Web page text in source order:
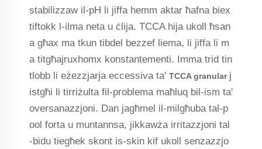
stabilizzaw il-pH li jiffa hemm aktar ħafna biex
tiftokk l-ilma neta u ċlija. TCCA hija ukoll ħsan
a għax ma tkun tibdel bezzef liema, li jiffa li m
a titgħajruxhomx konstantementi. Imma trid tin
tlobb li eżezzjarja eccessiva ta' TCCA granular j
istgħi li tirriżulta fil-problema maħluq bil-ism ta'
oversanazzjoni. Dan jagħmel il-milgħuba tal-p
ool forta u muntannsa, jikkawża irritazzjoni tal
-bidu tiegħek skont is-skin kif ukoll senzazzjo